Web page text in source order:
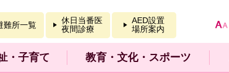
難所一覧
休日当番医
夜間診療
AED設置
場所案内
・子育て 教育・文化・スポーツ